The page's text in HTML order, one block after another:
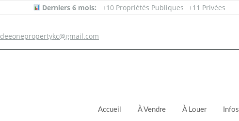
Derniers 6 mois: +10 Propriétés Publiques +11 Privées
deeonepropertykc@gmail.com
Accueil À Vendre À Louer Infos